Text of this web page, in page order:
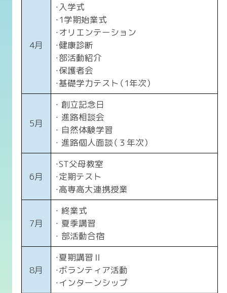
4月
・入学式
・1学期始業式
・オリエンテーション
・健康診断
・部活動紹介
・保護者会
・基礎学力テスト（1年次）
5月
・ 創立記念日
・ 進路相談会
・ 自然体験学習
・ 進路個人面談（３年次）
6月
・ST父母教室
・定期テスト
・高専高大連携授業
7月
・ 終業式
・ 夏季講習
・ 部活動合宿
8月
・夏期講習Ⅱ
・ボランティア活動
・インターンシップ